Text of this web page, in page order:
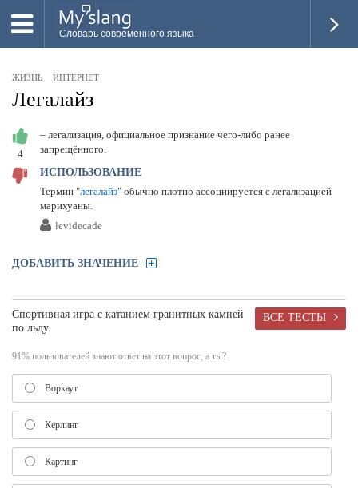
Словарь современного языка
НОВОЕ
ПОПУЛЯРНОЕ
ПРОВЕРИТЬ ЗНАНИЯ
ДОБАВИТЬ СЛОВО
ПРОСВЕТИТЕЛИ
ВОЙТИ
ЖИЗНЬ ИНТЕРНЕТ
Легалайз
4
– легализация, официальное признание чего-либо ранее
запрещённого.
ИСПОЛЬЗОВАНИЕ
Термин "легалайз" обычно плотно ассоциируется с легализацией
марихуаны.
levidecade
ДОБАВИТЬ ЗНАЧЕНИЕ
ВСЕ ТЕСТЫ
Спортивная игра с катанием гранитных камней
по льду.
91% пользователей знают ответ на этот вопрос, а ты?
Воркаут
Керлинг
Картинг